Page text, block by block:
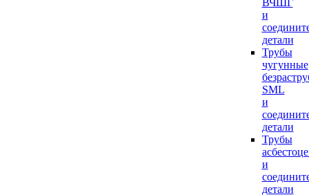
ВЧШГ
и
детали
Трубы
чугунные
SML
и
детали
Трубы
и
детали